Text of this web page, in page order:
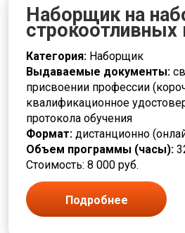
Контролер
Контроль качества, ревизия
Красильщик
Красота
Кровельщик
Кузнец
Культура и искусство
Лаборант
Лакировщик
Литейщик
Логистика и снабжение
Маляр
Мастер
Машинист
Наборщик на
Категория: Наборщик
Выдаваемые документы:
присвоении профессии
квалификационное
протокола обучения
Формат: дистанционно
Объем программы (часы):
Стоимость: 8 000 руб.
Подробнее